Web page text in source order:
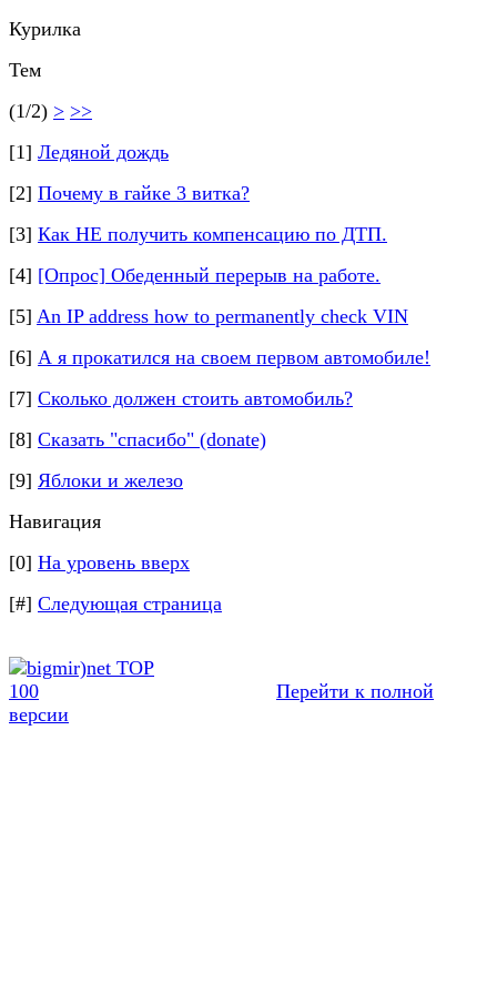
Курилка
Тем
(1/2) > >>
[1] Ледяной дождь
[2] Почему в гайке 3 витка?
[3] Как НЕ получить компенсацию по ДТП.
[4] [Опрос] Обеденный перерыв на работе.
[5] An IP address how to permanently check VIN
[6] А я прокатился на своем первом автомобиле!
[7] Сколько должен стоить автомобиль?
[8] Сказать "спасибо" (donate)
[9] Яблоки и железо
Навигация
[0] На уровень вверх
[#] Следующая страница
Перейти к полной
версии